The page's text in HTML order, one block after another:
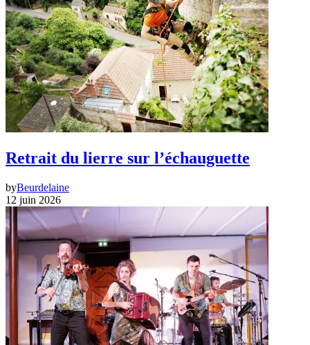
Retrait du lierre sur l’échauguette
byBeurdelaine
12 juin 2026